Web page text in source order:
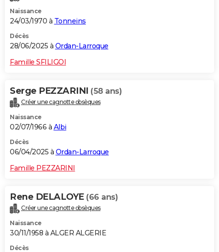
COPAINS D'AVANT
S'inscrire
Se connecter
Lycées
Collèges
Primaires
Universités
Entreprises
Service militaire
Avis de recherche
AVIS DE DÉCÈS
Naissance
24/03/1970 à Tonneins
Décès
28/06/2025 à Ordan-Larroque
Famille SFILIGOI
Serge PEZZARINI (58 ans)
Créer une cagnotte obsèques
Naissance
02/07/1966 à Albi
Décès
06/04/2025 à Ordan-Larroque
Famille PEZZARINI
Rene DELALOYE (66 ans)
Créer une cagnotte obsèques
Naissance
30/11/1958 à ALGER ALGERIE
Décès